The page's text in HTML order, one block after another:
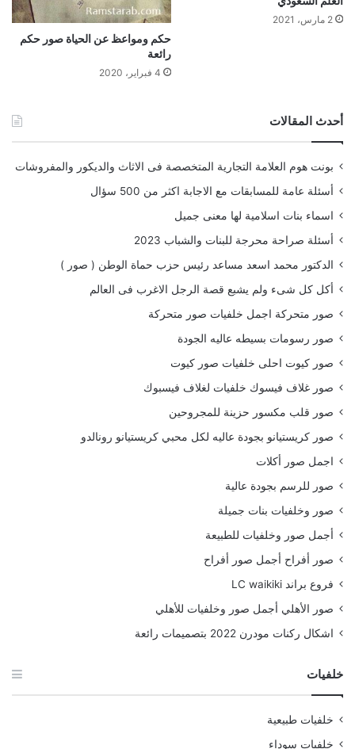
2 مارس، 2021
حكم ومواعظ عن الحياة صور حكم
رائعة
4 فبراير، 2020
أحدث المقالات
بونت هوم العلامة التجارية المتخصصة فى الاثاث والديكور والمفروشات
أسئلة عامة للمسابقات مع الاجابة اكثر من 500 سؤال
اسماء بنات اسلامية لها معنى جميل
أسئلة صراحة محرجة للبنات والشباب 2023
الدكتور محمد اسعد مساعد رئيس حزب حماة الوطن ( صور )
أكل كل شىء ولم يشبع قصة الرجل الاغرب فى العالم
صور متحركة اجمل خلفيات صور متحركة
صور رسومات بسيطه عاليه الجودة
صور كيوت احلى خلفيات صور كيوت
صور غلاف فيسوك خلفيات لغلاف فيسبوك
صور قلب مكسور حزينة للمجروحين
صور كريستيانو بجودة عاليه لكل محبي كريستيانو رونالدو
اجمل صور أكلات
صور للرسم بجودة عالية
صور وخلفيات بنات جميلة
أجمل صور وخلفيات للطبيعة
صور أفراح أجمل صور أفراح
فروع براند LC waikiki
صور الأهلي أجمل صور وخلفيات للأهلي
اشكال ركنات مودرن 2022 بتصميمات رائعة
خلفيات
خلفيات طبيعية
خلفيات سوداء